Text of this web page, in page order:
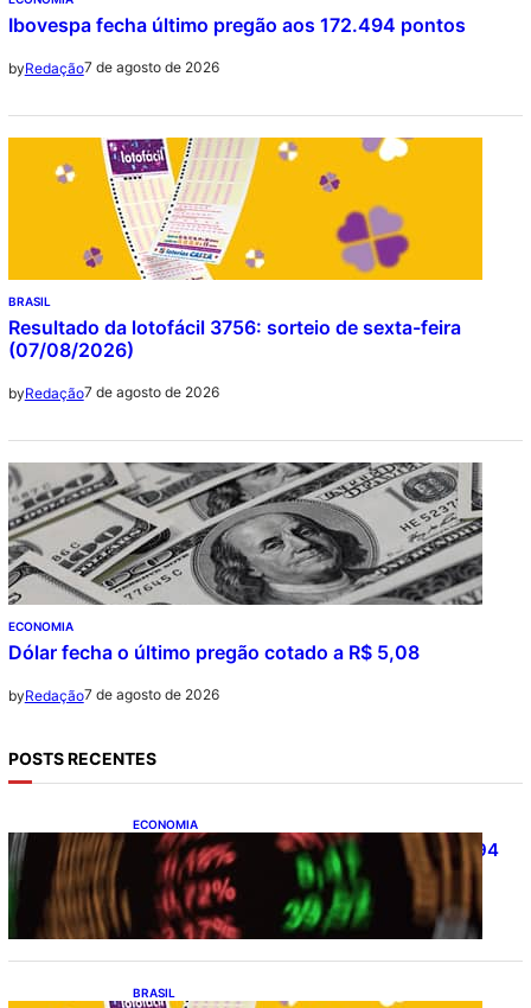
Ibovespa fecha último pregão aos 172.494 pontos
byRedação7 de agosto de 2026
BRASIL
Resultado da lotofácil 3756: sorteio de sexta-feira
(07/08/2026)
byRedação7 de agosto de 2026
ECONOMIA
Dólar fecha o último pregão cotado a R$ 5,08
byRedação7 de agosto de 2026
POSTS RECENTES
ECONOMIA
Ibovespa fecha último pregão aos 172.494
pontos
BRASIL